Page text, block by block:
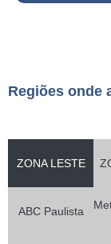
Regiões onde
ZONA LESTE
ABC Paulista